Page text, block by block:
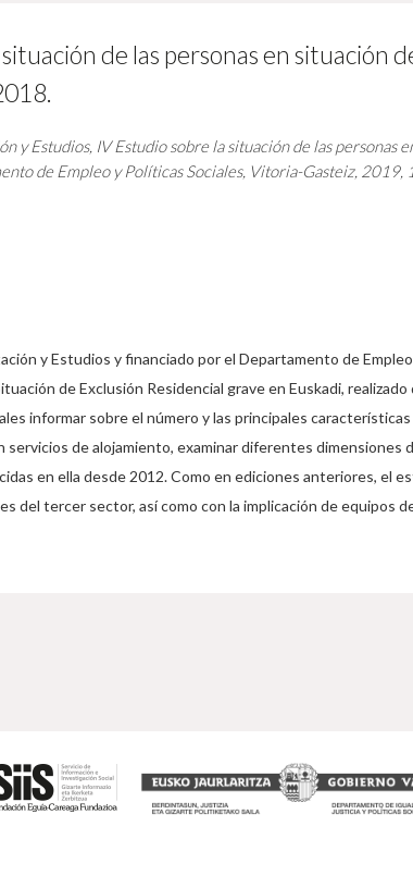
de las personas en situación
y Estudios, IV Estudio sobre la situación de las personas
de Empleo y Políticas Sociales, Vitoria-Gasteiz, 2019,
y Estudios y financiado por el Departamento de
de Exclusión Residencial grave en Euskadi,
informar sobre el número y las principales
servicios de alojamiento, examinar diferentes dimensiones
en ella desde 2012. Como en ediciones anteriores, el
del tercer sector, así como con la implicación de equipos